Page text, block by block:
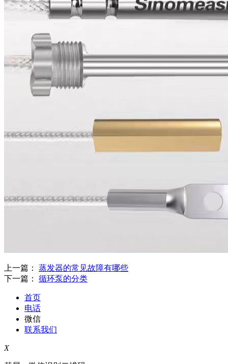
上一篇： 蒸发器的常见故障有哪些
下一篇： 循环泵的分类
首页
电话
微信
联系我们
X